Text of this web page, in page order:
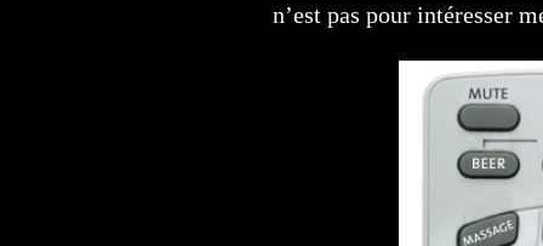
n’est pas pour intéresser